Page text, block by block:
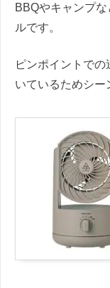
BBQやキャンプ
ルです。
ピンポイントで
いているためシー